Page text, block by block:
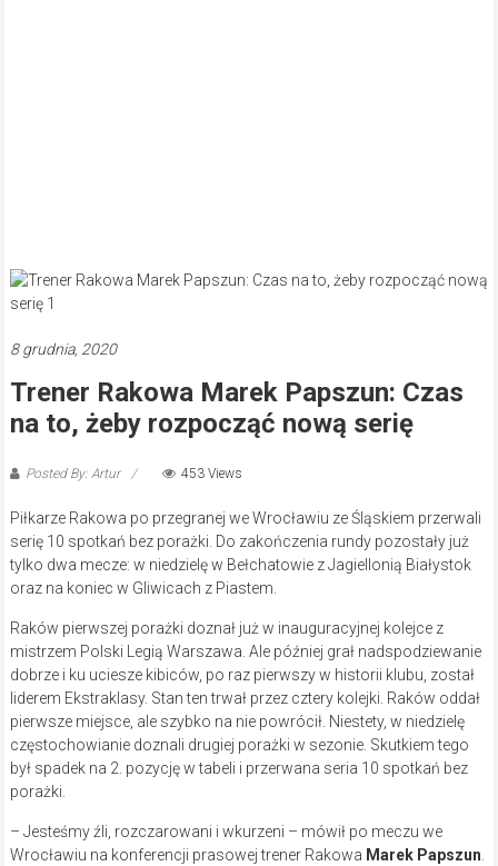
8 grudnia, 2020
Trener Rakowa Marek Papszun: Czas
na to, żeby rozpocząć nową serię
Posted By: Artur 453 Views
Piłkarze Rakowa po przegranej we Wrocławiu ze Śląskiem przerwali
serię 10 spotkań bez porażki. Do zakończenia rundy pozostały już
tylko dwa mecze: w niedzielę w Bełchatowie z Jagiellonią Białystok
oraz na koniec w Gliwicach z Piastem.
Raków pierwszej porażki doznał już w inauguracyjnej kolejce z
mistrzem Polski Legią Warszawa. Ale później grał nadspodziewanie
dobrze i ku uciesze kibiców, po raz pierwszy w historii klubu, został
liderem Ekstraklasy. Stan ten trwał przez cztery kolejki. Raków oddał
pierwsze miejsce, ale szybko na nie powrócił. Niestety, w niedzielę
częstochowianie doznali drugiej porażki w sezonie. Skutkiem tego
był spadek na 2. pozycję w tabeli i przerwana seria 10 spotkań bez
porażki.
– Jesteśmy źli, rozczarowani i wkurzeni – mówił po meczu we
Wrocławiu na konferencji prasowej trener Rakowa Marek Papszun